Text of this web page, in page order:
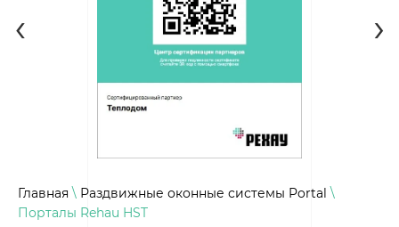
‹ ›
Главная \ Раздвижные оконные системы Portal \
Порталы Rehau HST